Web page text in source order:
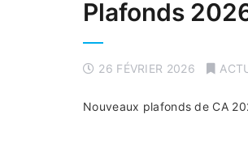
Plafonds
26 FÉVRIER 2026
Nouveaux plafonds de CA